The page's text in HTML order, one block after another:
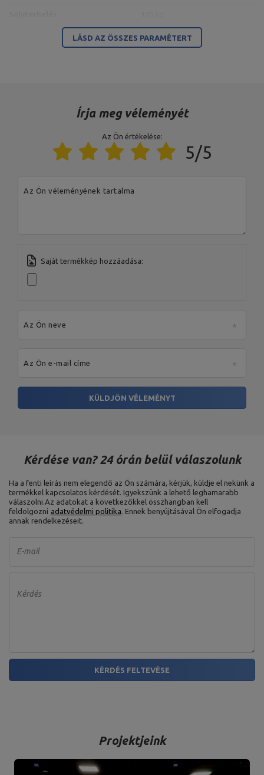
100 x 60 x 3 mm,
cső 60,3 x 3,2 mm,
A termékért az EU-ban felelős szervezet
serwis@marbosport.eu
LÁSD AZ ÖSSZES PARAMÉTERT
Írja meg véleményét
Az Ön értékelése:
5/5
Az Ön véleményének tartalma
Saját termékkép hozzáadása:
Az Ön neve
Az Ön e-mail címe
KÜLDJÖN VÉLEMÉNYT
Kérdése van? 24 órán belül válaszolunk
Ha a fenti leírás nem elegendő az Ön számára, kérjük, küldje el nekünk a
termékkel kapcsolatos kérdését. Igyekszünk a lehető leghamarabb
válaszolni.Az adatokat a következőkkel összhangban kell
feldolgozni adatvédelmi politika. Ennek benyújtásával Ön elfogadja
annak rendelkezéseit.
E-mail
Kérdés
KÉRDÉS FELTEVÉSE
Projektjeink